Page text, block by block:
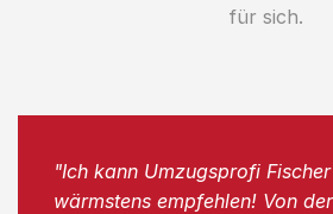
für sich.
"Ich kann Umzugsprofi
wärmstens empfehlen! Von